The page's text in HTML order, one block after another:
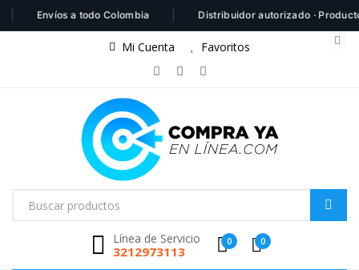
Envíos a todo Colombia | Distribuidor autorizado · Productos
Mi Cuenta Favoritos
Línea de Servicio
3212973113
0 0